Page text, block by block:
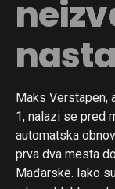
Maks Verstapen,
1, nalazi se pred
automatska
prva dva mesta
Mađarske. Iako